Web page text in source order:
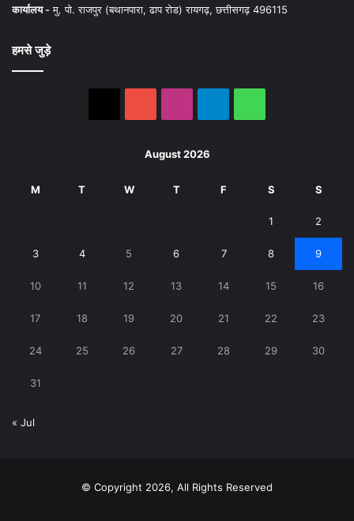
कार्यालय -मु. पो. राजपुर (बथानपारा, ढाप रोड) रायगढ़, छत्तीसगढ़ 496115
हमसे जुड़े
August 2026
M T W T F S S
1 2
3 4 5 6 7 8 9
10 11 12 13 14 15 16
17 18 19 20 21 22 23
24 25 26 27 28 29 30
31
« Jul
© Copyright 2026, All Rights Reserved